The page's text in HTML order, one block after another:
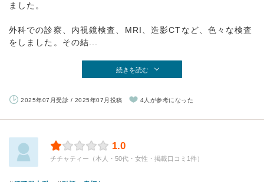
ました。
外科での診察、内視鏡検査、MRI、造影CTなど、色々な検査
をしました。その結...
続きを読む
2025年07月受診 / 2025年07月投稿 4人が参考になった
1.0
チチャティー（本人・50代・女性・掲載口コミ1件）